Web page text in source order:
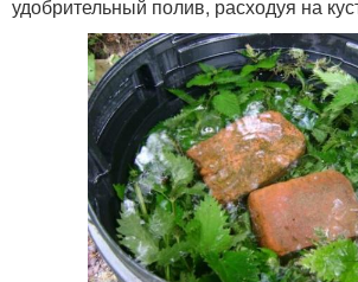
удобрительный полив, расходуя на